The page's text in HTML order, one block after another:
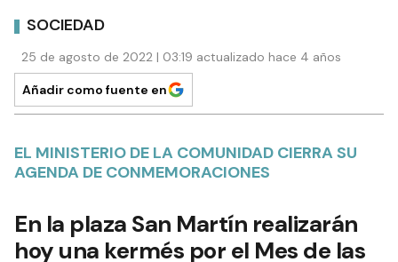
SOCIEDAD
25 de agosto de 2022 | 03:19 actualizado hace 4 años
Añadir como fuente en
EL MINISTERIO DE LA COMUNIDAD CIERRA SU
AGENDA DE CONMEMORACIONES
En la plaza San Martín realizarán
hoy una kermés por el Mes de las